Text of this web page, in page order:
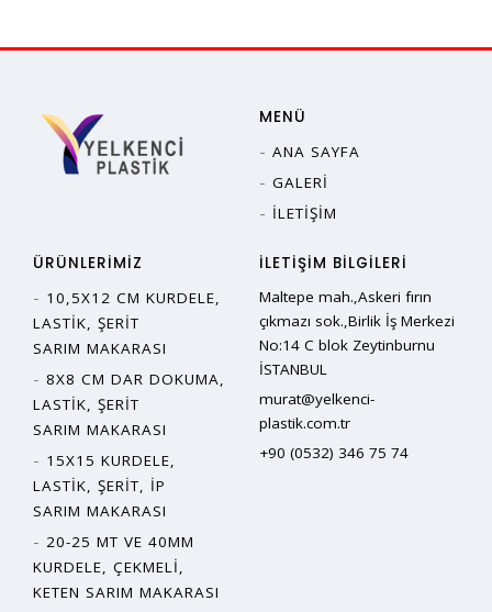
MENÜ
ANA SAYFA
GALERI
İLETIŞIM
ÜRÜNLERIMIZ
10,5X12 CM KURDELE,
LASTIK, ŞERIT
SARIM MAKARASI
8X8 CM DAR DOKUMA,
LASTIK, ŞERIT
SARIM MAKARASI
15X15 KURDELE,
LASTIK, ŞERIT, İP
SARIM MAKARASI
20-25 MT VE 40MM
KURDELE, ÇEKMELI,
KETEN SARIM MAKARASI
İLETIŞIM BILGILERI
Maltepe mah.,Askeri fırın
çıkmazı sok.,Birlik İş Merkezi
No:14 C blok Zeytinburnu
İSTANBUL
murat@yelkenci-
plastik.com.tr
+90 (0532) 346 75 74